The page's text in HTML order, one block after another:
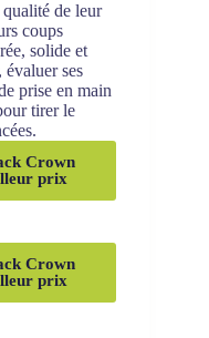
de leur
coups
solide et
évaluer ses
prise en main
tirer le
Crown
prix